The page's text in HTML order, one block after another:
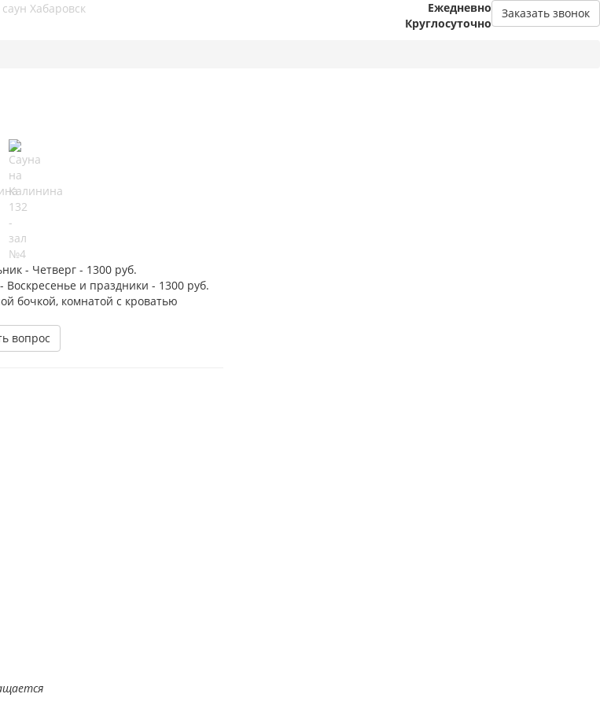
Заказать звонок
Ежедневно
Круглосуточно
- Четверг - 1300 руб.
Воскресенье и праздники - 1300 руб.
бочкой, комнатой с кроватью
вопрос